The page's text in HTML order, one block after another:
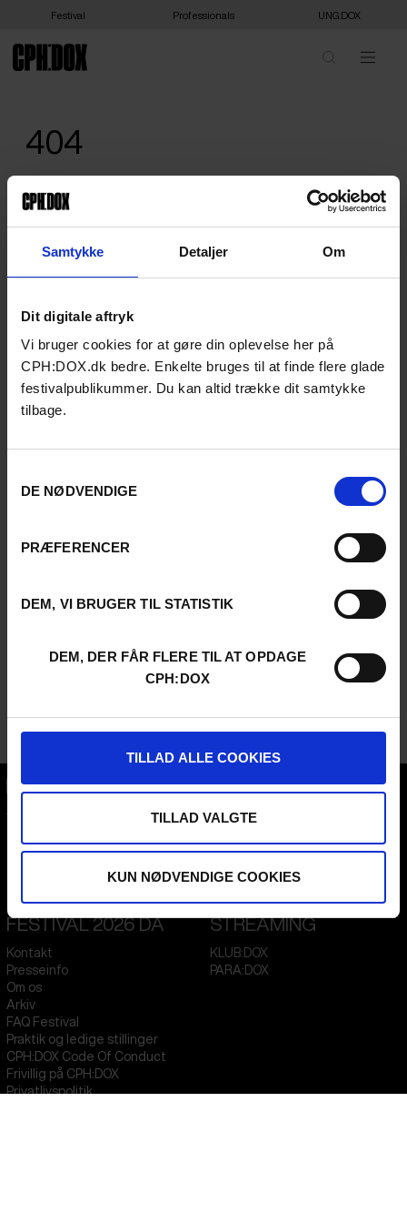
Samtykke Detaljer Om
Dit digitale aftryk
Vi bruger cookies for at gøre din oplevelse her på
CPH:DOX.dk bedre. Enkelte bruges til at finde flere glade
festivalpublikummer. Du kan altid trække dit samtykke
tilbage.
DE NØDVENDIGE
PRÆFERENCER
DEM, VI BRUGER TIL STATISTIK
DEM, DER FÅR FLERE TIL AT OPDAGE
CPH:DOX
TILLAD ALLE COOKIES
TILLAD VALGTE
KUN NØDVENDIGE COOKIES
Festival Professionals UNG:DOX
404
We are sorry, we can't show you that - or it doesn't exist. Please
head home.
Denmark
FESTIVAL 2026 DA
Kontakt
Presseinfo
Om os
Arkiv
FAQ Festival
Praktik og ledige stillinger
CPH:DOX Code Of Conduct
Frivillig på CPH:DOX
Privatlivspolitik
STREAMING
KLUB:DOX
PARA:DOX